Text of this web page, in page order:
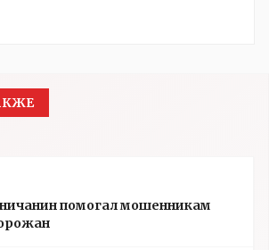
помогал мошенникам